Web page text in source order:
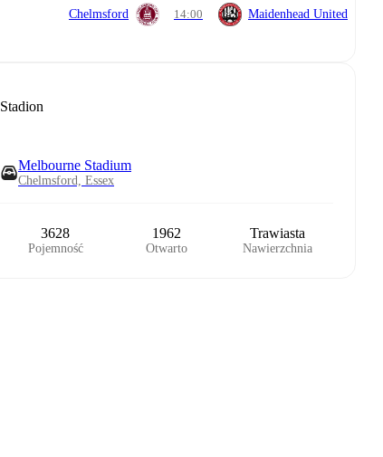
Chelmsford 14:00 Maidenhead United
Stadion
Melbourne Stadium
Chelmsford, Essex
3628
Pojemność
1962
Otwarto
Trawiasta
Nawierzchnia